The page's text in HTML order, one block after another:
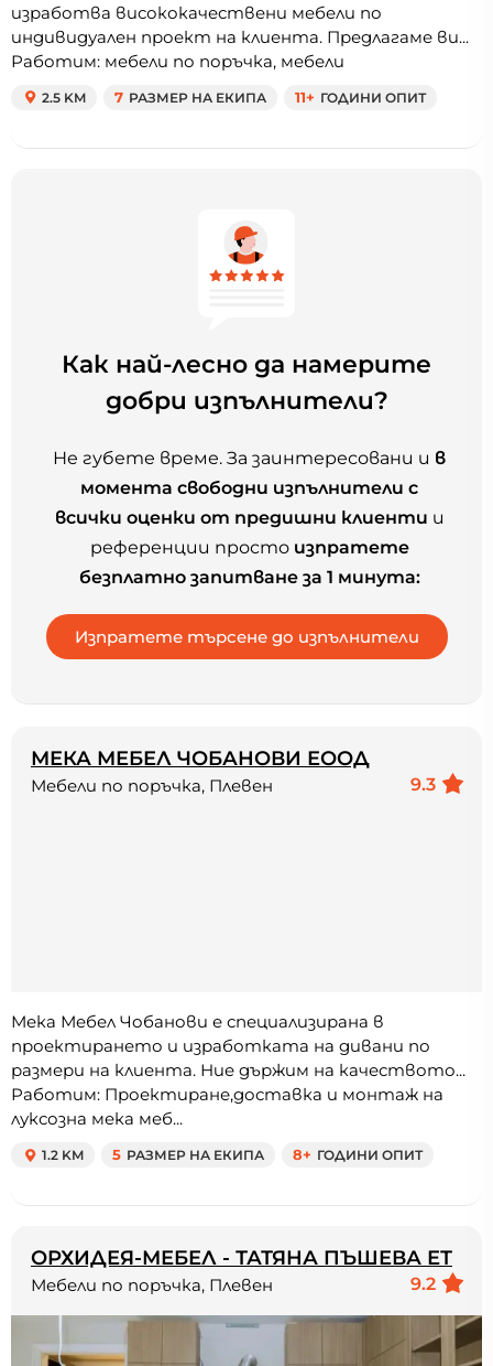
изработва висококачествени мебели по
индивидуален проект на клиента. Предлагаме ви...
Работим: мебели по поръчка, мебели
2.5 KM 7 РАЗМЕР НА ЕКИПА 11+ ГОДИНИ ОПИТ
Как най-лесно да намерите
добри изпълнители?
Не губете време. За заинтересовани и в
момента свободни изпълнители с
всички оценки от предишни клиенти и
референции просто изпратете
безплатно запитване за 1 минута:
МЕКА МЕБЕЛ ЧОБАНОВИ ЕООД
9.3
Мебели по поръчка, Плевен
Мека Мебел Чобанови е специализирана в
проектирането и изработката на дивани по
размери на клиента. Ние държим на качеството...
Работим: Проектиране,доставка и монтаж на
луксозна мека меб...
1.2 KM 5 РАЗМЕР НА ЕКИПА 8+ ГОДИНИ ОПИТ
ОРХИДЕЯ-МЕБЕЛ - ТАТЯНА ПЪШЕВА ЕТ
9.2
Мебели по поръчка, Плевен